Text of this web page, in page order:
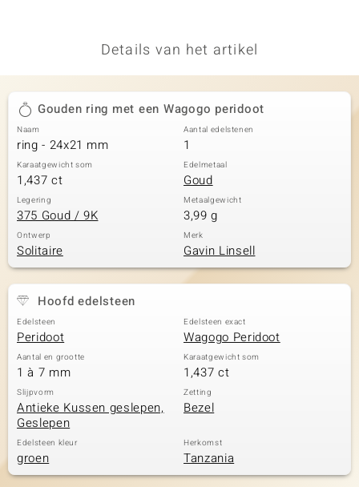
Details van het artikel
Gouden ring met een Wagogo peridoot
Naam
ring - 24x21 mm
Aantal edelstenen
1
Karaatgewicht som
1,437 ct
Edelmetaal
Goud
Legering
375 Goud / 9K
Metaalgewicht
3,99 g
Ontwerp
Solitaire
Merk
Gavin Linsell
Hoofd edelsteen
Edelsteen
Peridoot
Edelsteen exact
Wagogo Peridoot
Aantal en grootte
1 à 7 mm
Karaatgewicht som
1,437 ct
Slijpvorm
Antieke Kussen geslepen,
Geslepen
Zetting
Bezel
Edelsteen kleur
groen
Herkomst
Tanzania